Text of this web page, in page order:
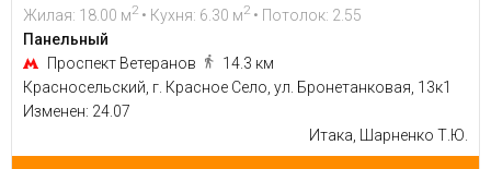
Жилая: 18.00 м2 • Кухня: 6.30 м2 • Потолок: 2.55
Панельный
Проспект Ветеранов
14.3 км
Красносельский, г. Красное Село, ул. Бронетанковая, 13к1
Изменен: 24.07
Итака, Шарненко Т.Ю.